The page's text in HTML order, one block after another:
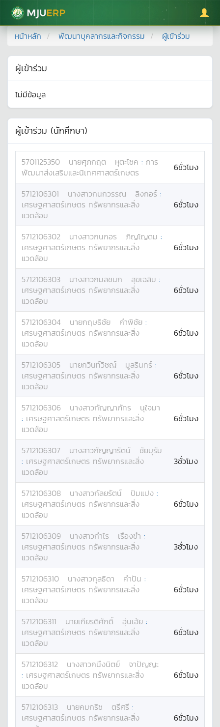
มหาวิทยาลัยแม่โจ้
หน้าหลัก พัฒนาบุคลากรและกิจกรรม ผู้เข้าร่วม
ผู้เข้าร่วม
ไม่มีข้อมูล
ผู้เข้าร่วม (นักศึกษา)
5701125350 นายศุภกฤต หุตะโชค : การ
พัฒนาส่งเสริมและนิเทศศาสตร์เกษตร
6ชั่วโมง
5712106301 นางสาวกนกวรรณ ลิงกอร์ :
เศรษฐศาสตร์เกษตร ทรัพยากรและสิ่ง
แวดล้อม
6ชั่วโมง
5712106302 นางสาวกนกอร ภิญโญดม :
เศรษฐศาสตร์เกษตร ทรัพยากรและสิ่ง
แวดล้อม
6ชั่วโมง
5712106303 นางสาวกมลชนก สุขเฉลิม :
เศรษฐศาสตร์เกษตร ทรัพยากรและสิ่ง
แวดล้อม
6ชั่วโมง
5712106304 นายกฤษธิชัย คำพิชัย :
เศรษฐศาสตร์เกษตร ทรัพยากรและสิ่ง
แวดล้อม
6ชั่วโมง
5712106305 นายกวินท์วิชญ์ มูลรินทร์ :
เศรษฐศาสตร์เกษตร ทรัพยากรและสิ่ง
แวดล้อม
6ชั่วโมง
5712106306 นางสาวกัญญาภัทร
นุใจมา
: เศรษฐศาสตร์เกษตร ทรัพยากรและสิ่ง
แวดล้อม
6ชั่วโมง
5712106307 นางสาวกัญญารัตน์
ชัยบุรัม
: เศรษฐศาสตร์เกษตร ทรัพยากรและสิ่ง
แวดล้อม
3ชั่วโมง
5712106308 นางสาวกัลยรัตน์ ปิมแปง :
เศรษฐศาสตร์เกษตร ทรัพยากรและสิ่ง
แวดล้อม
6ชั่วโมง
5712106309 นางสาวกำไร เรืองขำ :
เศรษฐศาสตร์เกษตร ทรัพยากรและสิ่ง
แวดล้อม
3ชั่วโมง
5712106310 นางสาวกุลธิดา คำปัน :
เศรษฐศาสตร์เกษตร ทรัพยากรและสิ่ง
แวดล้อม
6ชั่วโมง
5712106311 นายเกียรติศักดิ์ อุ่นเอ้ย :
เศรษฐศาสตร์เกษตร ทรัพยากรและสิ่ง
แวดล้อม
6ชั่วโมง
5712106312 นางสาวคนึงนิตย์
จาปัญญะ
: เศรษฐศาสตร์เกษตร ทรัพยากรและสิ่ง
แวดล้อม
6ชั่วโมง
5712106313 นายคมกริช ตรีศรี :
เศรษฐศาสตร์เกษตร ทรัพยากรและสิ่ง
6ชั่วโมง